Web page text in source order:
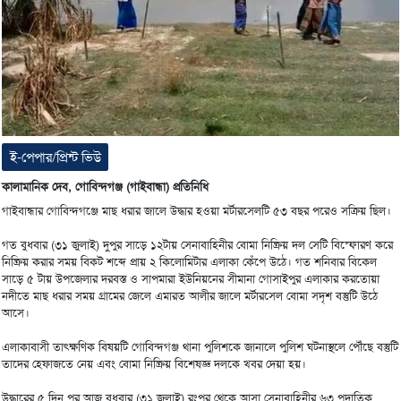
ই-পেপার/প্রিন্ট ভিউ
কালামানিক দেব, গোবিন্দগঞ্জ (গাইবান্ধা) প্রতিনিধি
গাইবান্ধার গোবিন্দগঞ্জে মাছ ধরার জালে উদ্ধার হওয়া মর্টারসেলটি ৫৩ বছর পরেও সক্রিয় ছিল।
গত বুধবার (৩১ জুলাই) দুপুর সাড়ে ১২টায় সেনাবাহিনীর বোমা নিষ্ক্রিয় দল সেটি বিস্ফোরণ করে
নিষ্ক্রিয় করার সময় বিকট শব্দে প্রায় ২ কিলোমিটার এলাকা কেঁপে উঠে। গত শনিবার বিকেল
সাড়ে ৫ টায় উপজেলার দরবস্ত ও সাপমারা ইউনিয়নের সীমানা গোসাইপুর এলাকার করতোয়া
নদীতে মাছ ধরার সময় গ্রামের জেলে এমারত আলীর জালে মর্টারসেল বোমা সদৃশ বস্তুটি উঠে
আসে।
এলাকাবাসী তাৎক্ষণিক বিষয়টি গোবিন্দগঞ্জ থানা পুলিশকে জানালে পুলিশ ঘটনাস্থলে পৌঁছে বস্তুটি
তাদের হেফাজতে নেয় এবং বোমা নিষ্ক্রিয় বিশেষজ্ঞ দলকে খবর দেয়া হয়।
উদ্ধারের ৫ দিন পর আজ বুধবার (৩১ জুলাই) রংপুর থেকে আসা সেনাবাহিনীর ৬৩ পদাতিক